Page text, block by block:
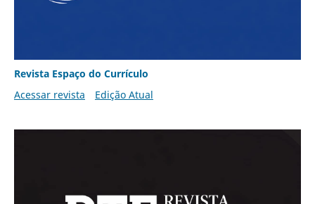
Revista Espaço do Currículo
Acessar revista
Edição Atual